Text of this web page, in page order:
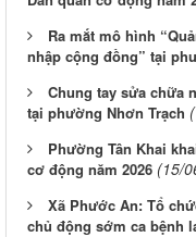
Ra mắt mô hình
nhập cộng đồng” tại
Chung tay sửa chữa
tại phường Nhơn Trạch
Phường Tân Khai
cơ động năm 2026 (15/
Xã Phước An: Tổ
chủ động sớm ca bệnh